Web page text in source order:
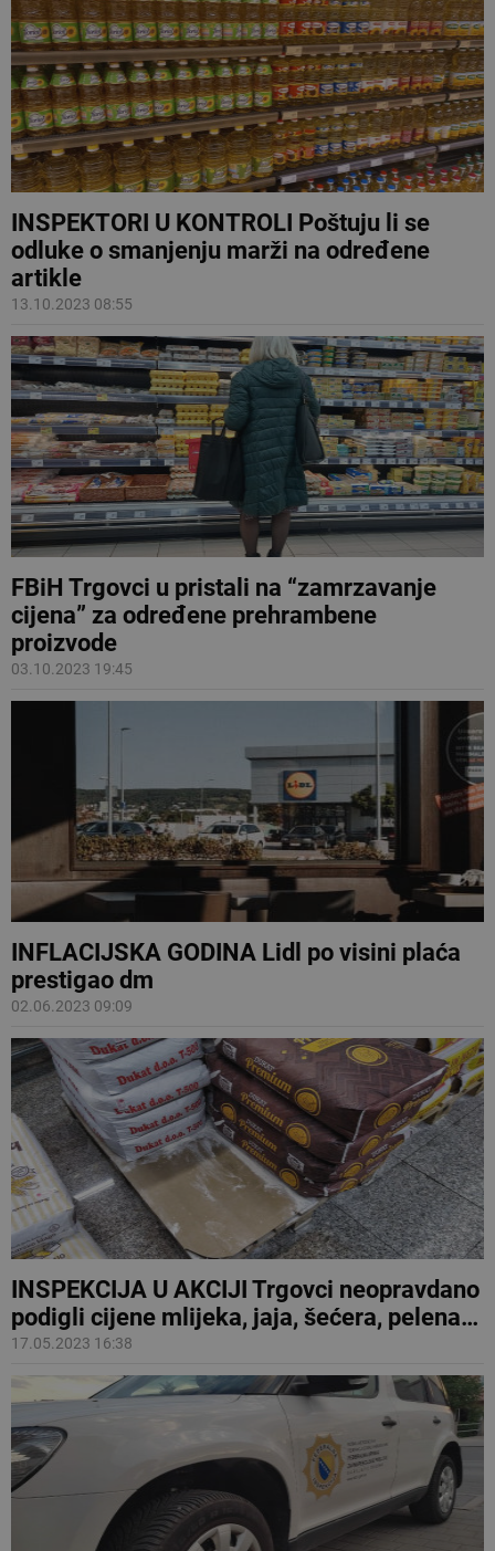
INSPEKTORI U KONTROLI Poštuju li se
odluke o smanjenju marži na određene
artikle
13.10.2023 08:55
FBiH Trgovci u pristali na “zamrzavanje
cijena” za određene prehrambene
proizvode
03.10.2023 19:45
INFLACIJSKA GODINA Lidl po visini plaća
prestigao dm
02.06.2023 09:09
INSPEKCIJA U AKCIJI Trgovci neopravdano
podigli cijene mlijeka, jaja, šećera, pelena…
17.05.2023 16:38